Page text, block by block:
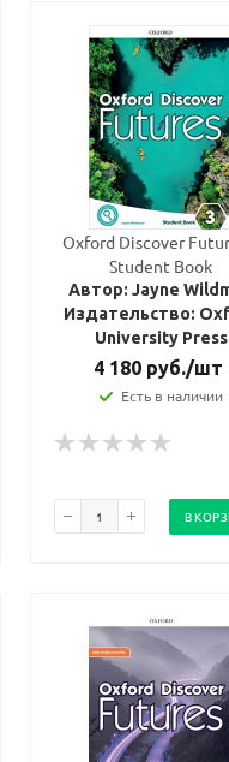
Oxford Discover
Student Book
Автор: Jayne
Издательство:
University Press
4 180 руб./шт
Есть в наличии
В